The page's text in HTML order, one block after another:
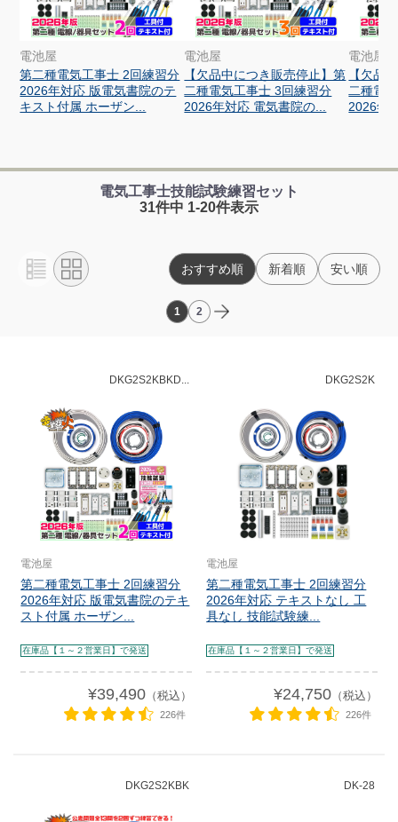
電池屋
第二種電気工事士 2回練習分
2026年対応 版電気書院のテ
キスト付属 ホーザン...
電池屋
【欠品中につき販売停止】第
二種電気工事士 3回練習分
2026年対応 電気書院の...
電池屋
【欠品
二種電
2026年
電気工事士技能試験練習セット
31件中 1-20件表示
1 2
おすすめ順 新着順 安い順
DKG2S2KBKD...
電池屋
第二種電気工事士 2回練習分
2026年対応 版電気書院のテキ
スト付属 ホーザン...
在庫品【１～２営業日】で発送
¥39,490（税込）
226件
DKG2S2K
電池屋
第二種電気工事士 2回練習分
2026年対応 テキストなし 工
具なし 技能試験練...
在庫品【１～２営業日】で発送
¥24,750（税込）
226件
DKG2S2KBK DK-28